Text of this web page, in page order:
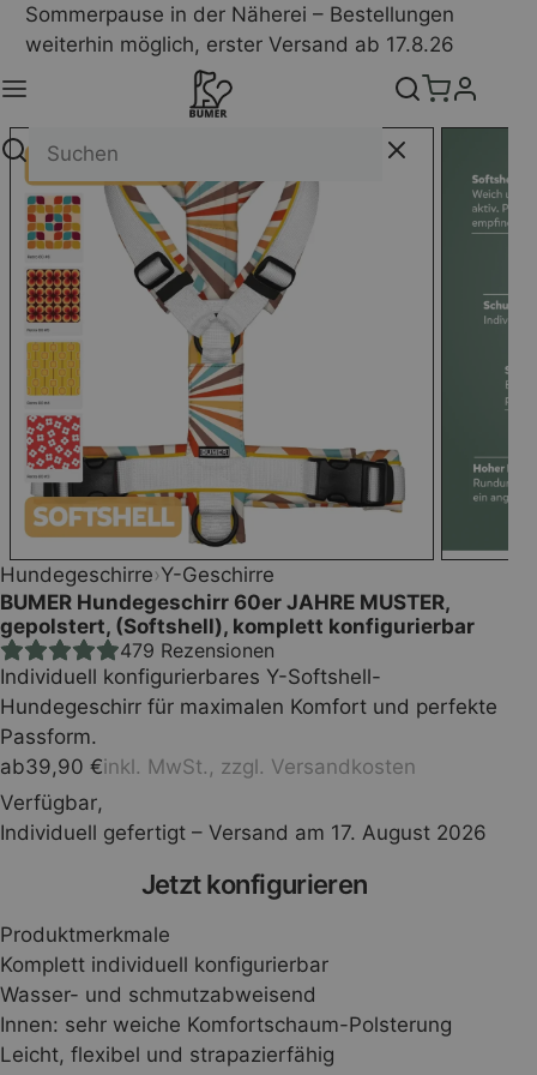
Sommerpause in der Näherei – Bestellungen
weiterhin möglich, erster Versand ab 17.8.26
Hundegeschirre›Y-Geschirre
BUMER Hundegeschirr 60er JAHRE MUSTER,
gepolstert, (Softshell), komplett konfigurierbar
479 Rezensionen
Individuell konfigurierbares Y-Softshell-
Hundegeschirr für maximalen Komfort und perfekte
Passform.
ab39,90 €inkl. MwSt., zzgl. Versandkosten
Verfügbar,
Individuell gefertigt – Versand am 17. August 2026
the
Configure
button
Jetzt konfigurieren
Produktmerkmale
Komplett individuell konfigurierbar
Wasser- und schmutzabweisend
Innen: sehr weiche Komfortschaum-Polsterung
Leicht, flexibel und strapazierfähig